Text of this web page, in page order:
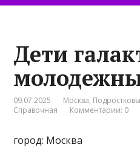
Дети
09.07.2025 Москва,
Справочная
Комментарии: 0
город: Москва